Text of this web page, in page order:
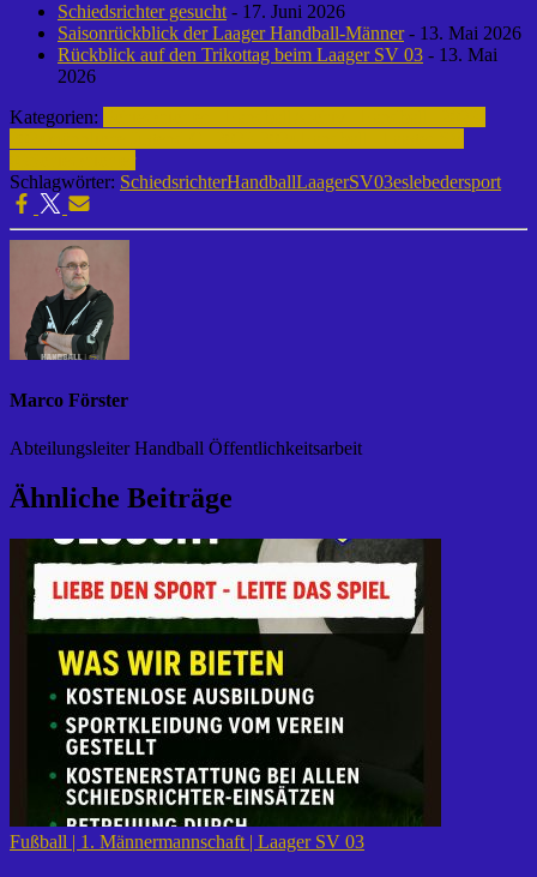
Schiedsrichter gesucht - 17. Juni 2026
Saisonrückblick der Laager Handball-Männer- 13. Mai 2026
Rückblick auf den Trikottag beim Laager SV 03 - 13. Mai
2026
Kategorien:
Schlagwörter: SchiedsrichterHandballLaagerSV03eslebedersport
Marco Förster
Abteilungsleiter Handball Öffentlichkeitsarbeit
Ähnliche Beiträge
Fußball | 1. Männermannschaft | Laager SV 03